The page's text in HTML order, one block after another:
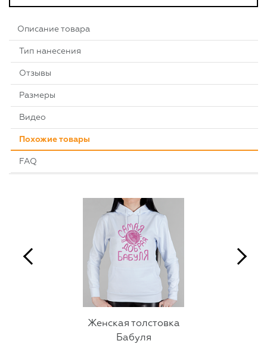
Описание товара
Тип нанесения
Отзывы
Размеры
Видео
Похожие товары
FAQ
Женская толстовка
Бабуля